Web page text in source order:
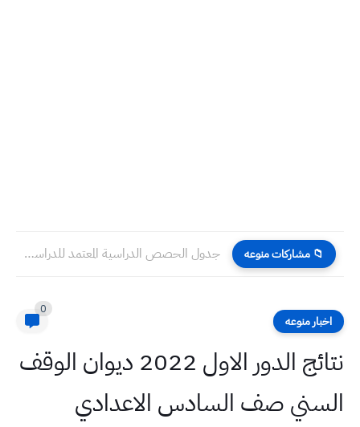
📁 مشاركات منوعه جدول الحصص الدراسية المعتمد للدراسة الابتدائية والمتوسطة والاعدادية 2024-2025
اخبار منوعه
0
نتائج الدور الاول 2022 ديوان الوقف
السني صف السادس الاعدادي